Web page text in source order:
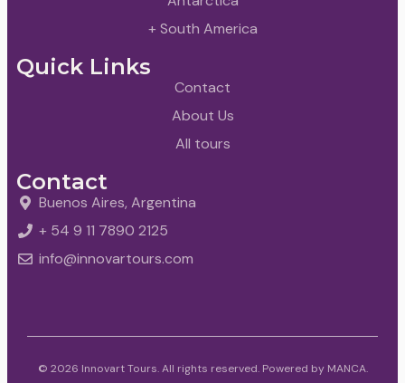
+ South America
Quick Links
Contact
About Us
All tours
Contact
Buenos Aires, Argentina
+ 54 9 11 7890 2125
info@innovartours.com
© 2026 Innovart Tours. All rights reserved. Powered by MANCA.